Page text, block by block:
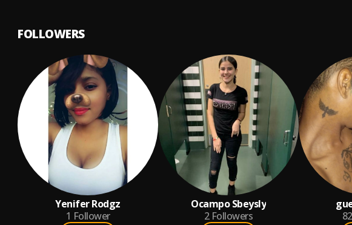
FOLLOWERS
Yenifer Rodgz
1 Follower
Ocampo Sbeysly
2 Followers
82